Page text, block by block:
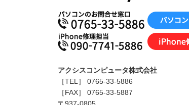
アクシスコンピュータ株式会社
［TEL］ 0765-33-5886
［FAX］ 0765-33-5887
〒937-0805